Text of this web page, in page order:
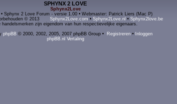
SPHYNX 2 LOVE
Sphynx2Love
• Sphynx 2 Love Forum - versie 1.00 • Webmaster: Patrick Liers (Mac P)
© 2013 Sphynx2Love.com • Sphynx2Love.nl • Sphynx2love.be
handelsmerken zijn eigendom van hun respectievelijke eigenaars.
phpBB© 2000, 2002, 2005, 2007 phpBB Group • Registreren• Inloggen
phpBB.nl Vertaling